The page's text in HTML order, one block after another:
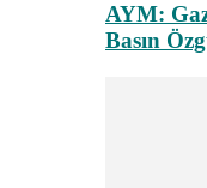
AYM:
Basın